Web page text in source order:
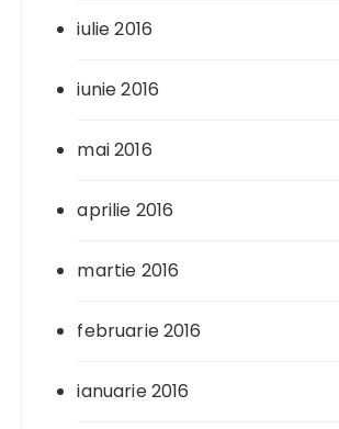
iulie 2016
iunie 2016
mai 2016
aprilie 2016
martie 2016
februarie 2016
ianuarie 2016